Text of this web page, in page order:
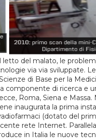
letto del malato, le
via via sviluppate.
di Base per la
componente di ricerca e
Roma, Siena e Massa.
inaugurata la prima
(dotato del
rete Internet.
in Italia le nuove